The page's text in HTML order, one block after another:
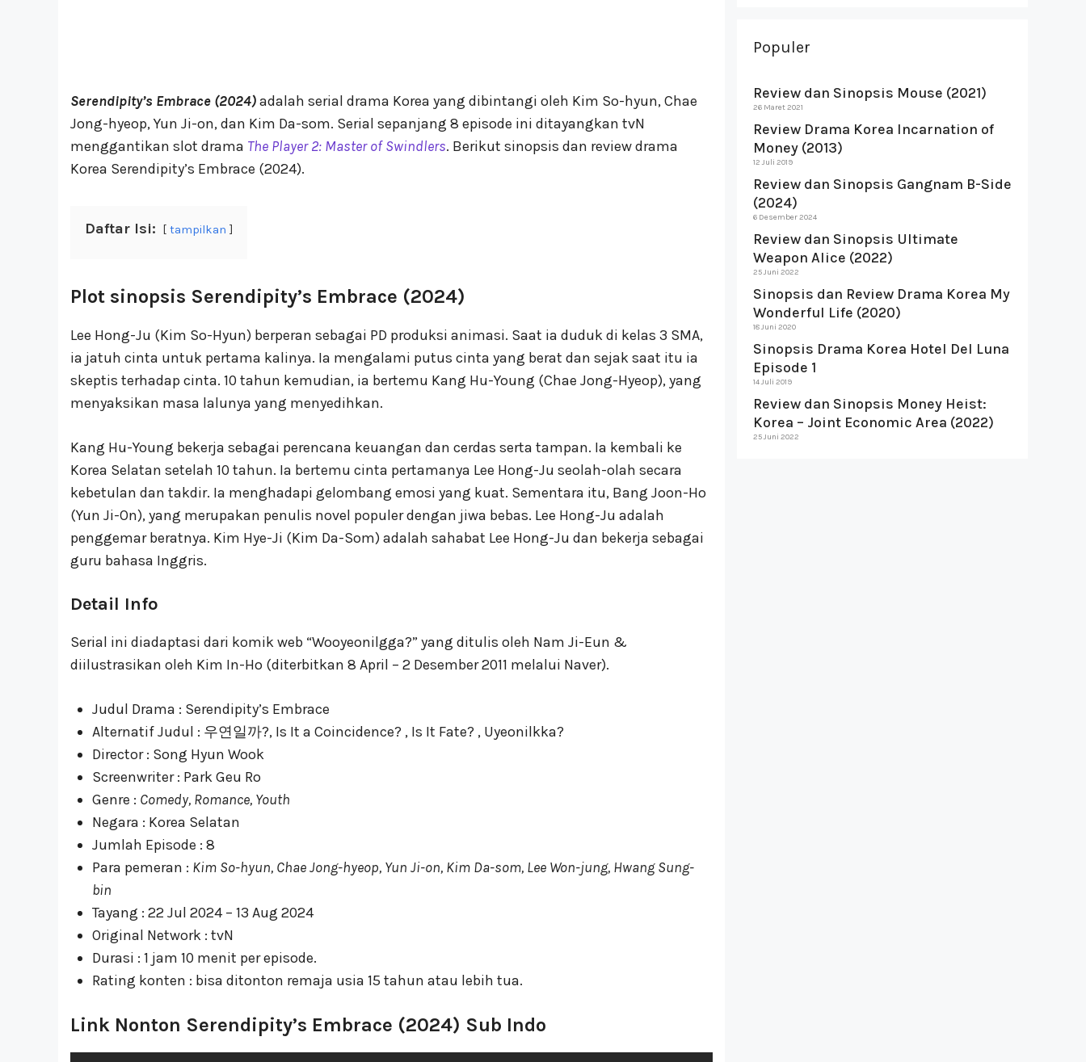
Serendipity’s Embrace (2024)adalah serial drama Korea yang dibintangi oleh Kim So-hyun, Chae
Jong-hyeop, Yun Ji-on, dan Kim Da-som. Serial sepanjang 8 episode ini ditayangkan tvN
menggantikan slot drama The Player 2: Master of Swindlers. Berikut sinopsis dan review drama
Korea Serendipity’s Embrace (2024).
Daftar Isi: tampilkan
Plot sinopsis Serendipity’s Embrace (2024)
Lee Hong-Ju (Kim So-Hyun) berperan sebagai PD produksi animasi. Saat ia duduk di kelas 3 SMA,
ia jatuh cinta untuk pertama kalinya. Ia mengalami putus cinta yang berat dan sejak saat itu ia
skeptis terhadap cinta. 10 tahun kemudian, ia bertemu Kang Hu-Young (Chae Jong-Hyeop), yang
menyaksikan masa lalunya yang menyedihkan.
Kang Hu-Young bekerja sebagai perencana keuangan dan cerdas serta tampan. Ia kembali ke
Korea Selatan setelah 10 tahun. Ia bertemu cinta pertamanya Lee Hong-Ju seolah-olah secara
kebetulan dan takdir. Ia menghadapi gelombang emosi yang kuat. Sementara itu, Bang Joon-Ho
(Yun Ji-On), yang merupakan penulis novel populer dengan jiwa bebas. Lee Hong-Ju adalah
penggemar beratnya. Kim Hye-Ji (Kim Da-Som) adalah sahabat Lee Hong-Ju dan bekerja sebagai
guru bahasa Inggris.
Detail Info
Serial ini diadaptasi dari komik web “Wooyeonilgga?” yang ditulis oleh Nam Ji-Eun &
diilustrasikan oleh Kim In-Ho (diterbitkan 8 April – 2 Desember 2011 melalui Naver).
Judul Drama : Serendipity’s Embrace
Alternatif Judul : 우연일까?, Is It a Coincidence? , Is It Fate? , Uyeonilkka?
Director : Song Hyun Wook
Screenwriter : Park Geu Ro
Genre : Comedy, Romance, Youth
Negara : Korea Selatan
Jumlah Episode : 8
Para pemeran : Kim So-hyun, Chae Jong-hyeop, Yun Ji-on, Kim Da-som, Lee Won-jung, Hwang Sung-
bin
Tayang : 22 Jul 2024 – 13 Aug 2024
Original Network : tvN
Durasi : 1 jam 10 menit per episode.
Rating konten : bisa ditonton remaja usia 15 tahun atau lebih tua.
Link Nonton Serendipity’s Embrace (2024) Sub Indo
Populer
Review dan Sinopsis Mouse (2021)
26 Maret 2021
Review Drama Korea Incarnation of
Money (2013)
12 Juli 2019
Review dan Sinopsis Gangnam B-Side
(2024)
6 Desember 2024
Review dan Sinopsis Ultimate
Weapon Alice (2022)
25 Juni 2022
Sinopsis dan Review Drama Korea My
Wonderful Life (2020)
18 Juni 2020
Sinopsis Drama Korea Hotel Del Luna
Episode 1
14 Juli 2019
Review dan Sinopsis Money Heist:
Korea – Joint Economic Area (2022)
25 Juni 2022